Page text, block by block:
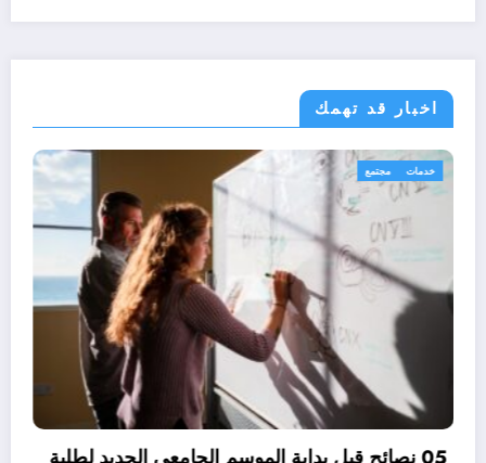
اخبار قد تهمك
مجتمع